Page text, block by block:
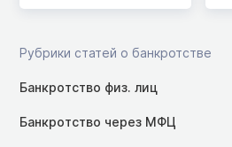
Рубрики статей о банкротстве
Банкротство физ. лиц
Банкротство через МФЦ